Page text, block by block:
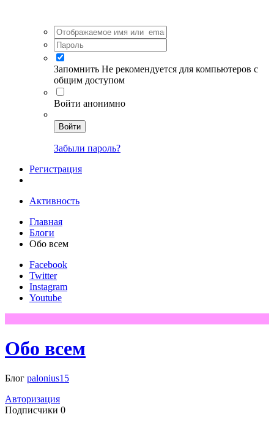
Запомнить Не рекомендуется для компьютеров с
общим доступом
Войти анонимно
Войти
Забыли пароль?
Регистрация
Активность
Главная
Блоги
Обо всем
Facebook
Twitter
Instagram
Youtube
Обо всем
Блог palonius15
Авторизация
Подписчики 0